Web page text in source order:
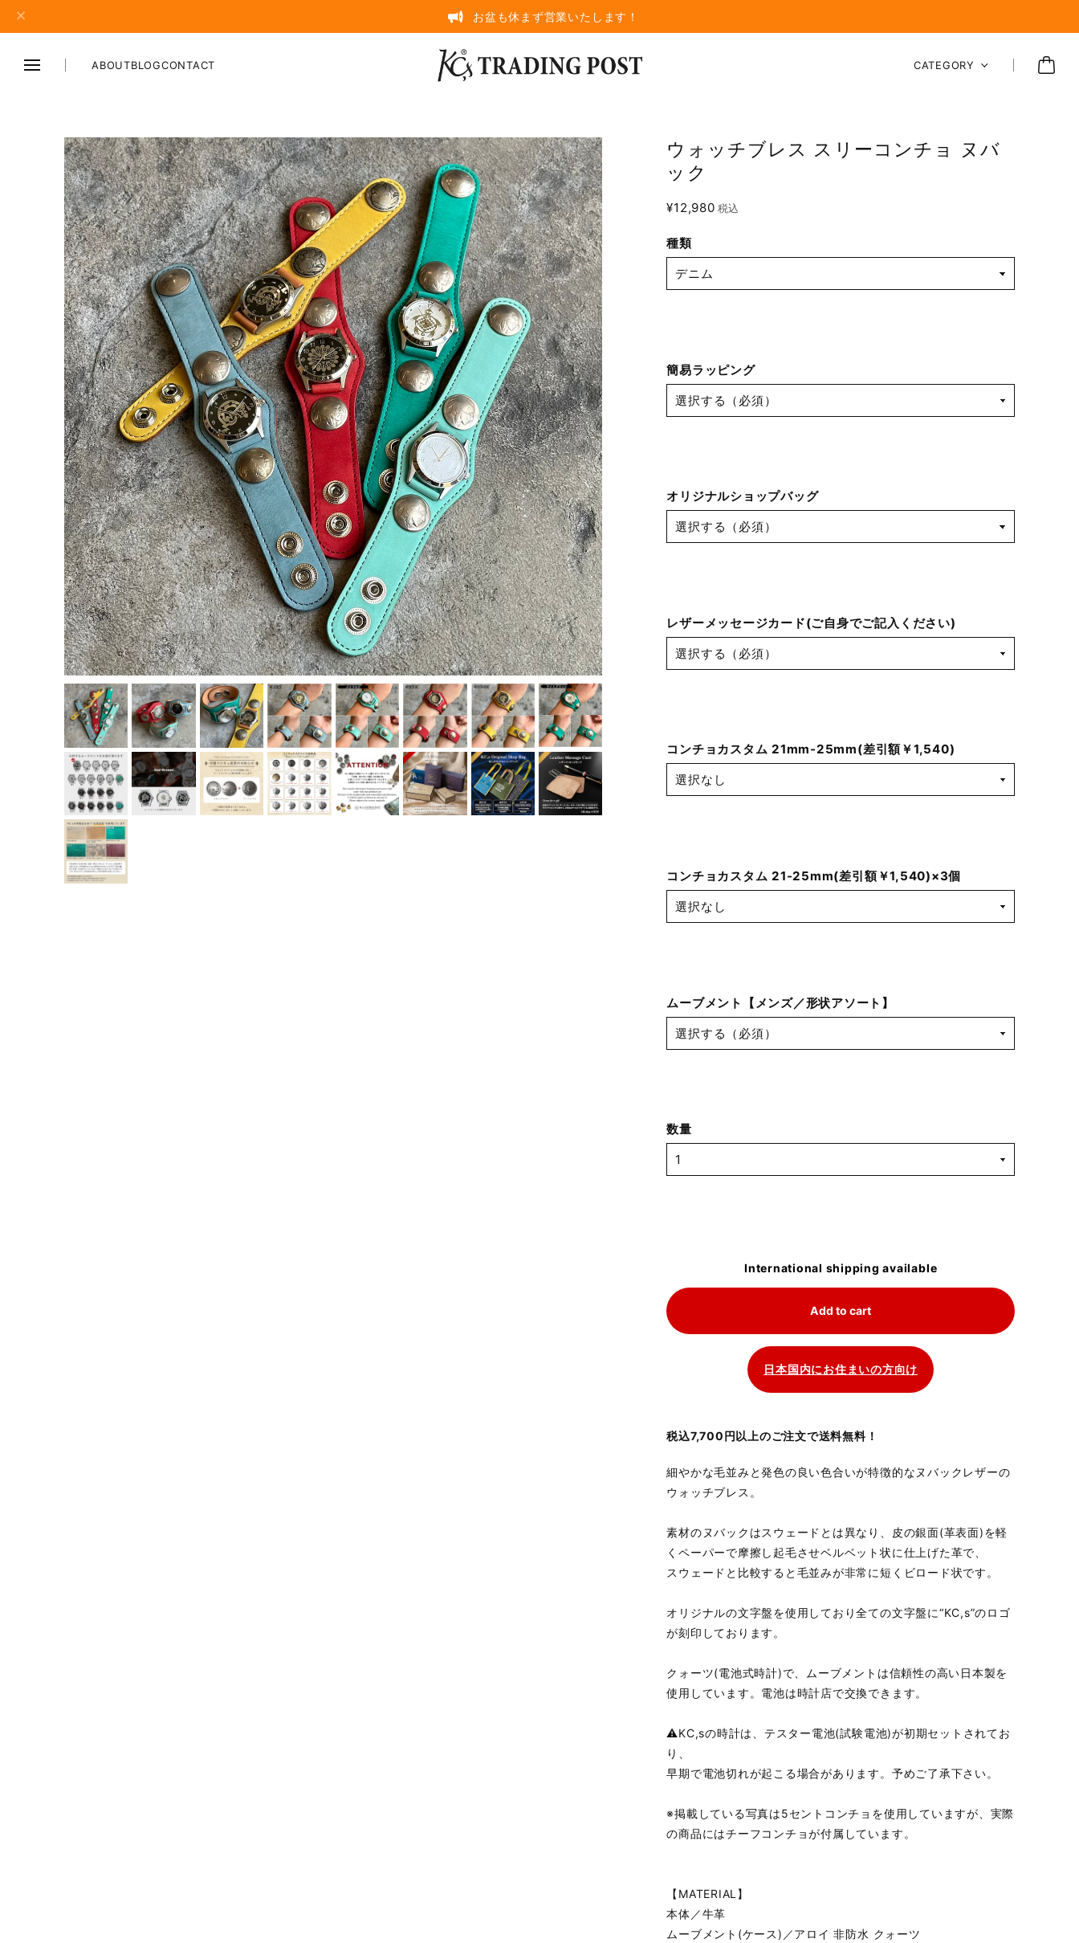
お盆も休まず営業いたします！
ABOUTBLOGCONTACT CATEGORY
ウォッチブレス スリーコンチョ ヌバ
ック
¥12,980 税込
種類
簡易ラッピング
オリジナルショップバッグ
レザーメッセージカード(ご自身でご記入ください)
コンチョカスタム 21mm-25mm(差引額￥1,540)
コンチョカスタム 21-25mm(差引額￥1,540)×3個
ムーブメント【メンズ／形状アソート】
数量
International shipping available
Add to cart
日本国内にお住まいの方向け
税込7,700円以上のご注文で送料無料！
細やかな毛並みと発色の良い色合いが特徴的なヌバックレザーの
ウォッチブレス。
素材のヌバックはスウェードとは異なり、皮の銀面(革表面)を軽
くペーパーで摩擦し起毛させベルベット状に仕上げた革で、
スウェードと比較すると毛並みが非常に短くビロード状です。
オリジナルの文字盤を使用しており全ての文字盤に“KC,s”のロゴ
が刻印しております。
クォーツ(電池式時計)で、ムーブメントは信頼性の高い日本製を
使用しています。電池は時計店で交換できます。
⚠️KC,sの時計は、テスター電池(試験電池)が初期セットされてお
り、
早期で電池切れが起こる場合があります。予めご了承下さい。
※掲載している写真は5セントコンチョを使用していますが、実際
の商品にはチーフコンチョが付属しています。
【MATERIAL】
本体／牛革
ムーブメント(ケース)／アロイ 非防水 クォーツ